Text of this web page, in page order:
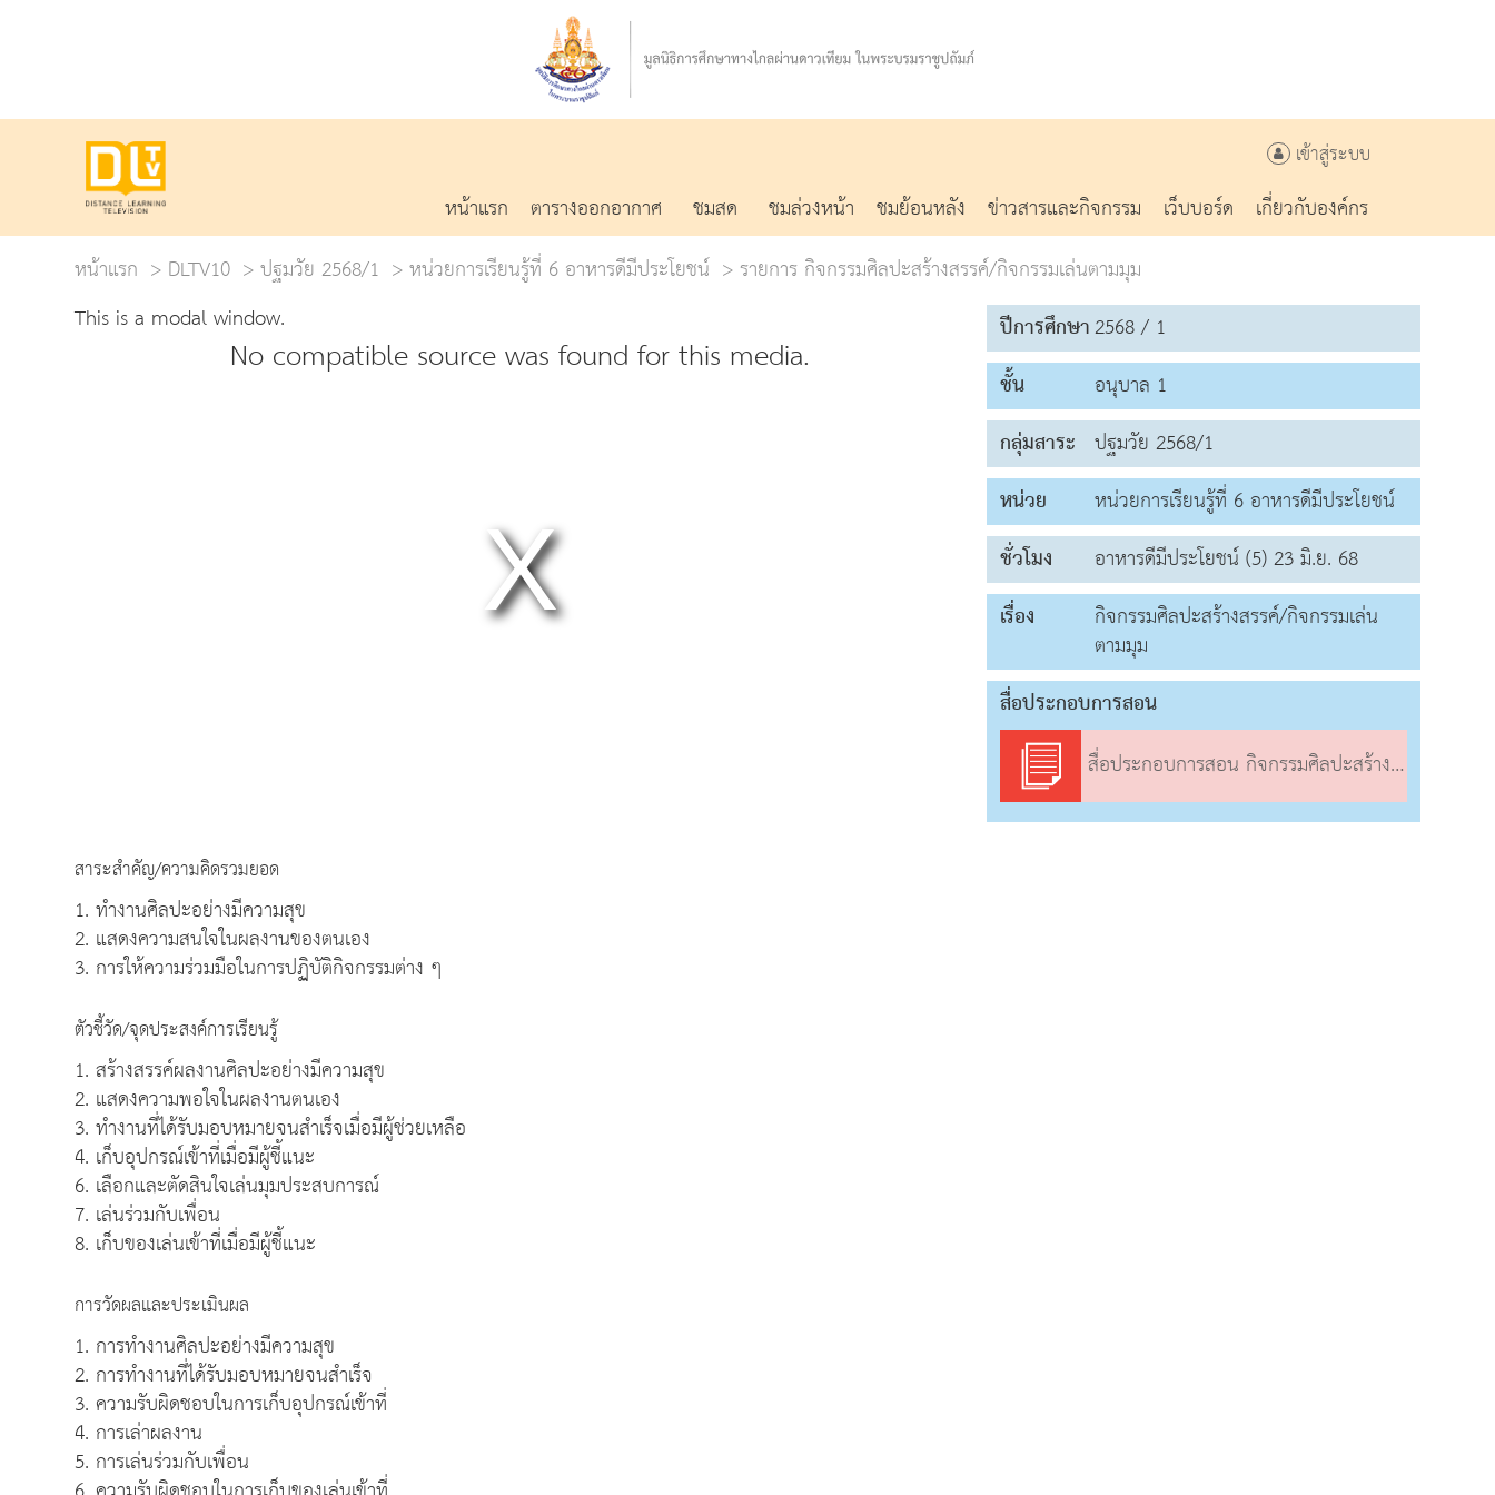
เข้าสู่ระบบ
หน้าแรก ตารางออกอากาศ ชมสด ชมล่วงหน้า ชมย้อนหลัง ข่าวสารและกิจกรรม เว็บบอร์ด
เกี่ยวกับองค์กร
หน้าแรก
DLTV10 ปฐมวัย 2568/1 หน่วยการเรียนรู้ที่ 6 อาหารดีมีประโยชน์
รายการ กิจกรรมศิลปะสร้างสรรค์/กิจกรรมเล่นตามมุม
This is a modal window.
No compatible source was found for this media.
สาระสำคัญ/ความคิดรวมยอด
1. ทำงานศิลปะอย่างมีความสุข
2. แสดงความสนใจในผลงานของตนเอง
3. การให้ความร่วมมือในการปฏิบัติกิจกรรมต่าง ๆ
ตัวชี้วัด/จุดประสงค์การเรียนรู้
1. สร้างสรรค์ผลงานศิลปะอย่างมีความสุข
2. แสดงความพอใจในผลงานตนเอง
3. ทำงานที่ได้รับมอบหมายจนสำเร็จเมื่อมีผู้ช่วยเหลือ
4. เก็บอุปกรณ์เข้าที่เมื่อมีผู้ชี้แนะ
6. เลือกและตัดสินใจเล่นมุมประสบการณ์
7. เล่นร่วมกับเพื่อน
8. เก็บของเล่นเข้าที่เมื่อมีผู้ชี้แนะ
การวัดผลและประเมินผล
1. การทำงานศิลปะอย่างมีความสุข
2. การทำงานที่ได้รับมอบหมายจนสำเร็จ
3. ความรับผิดชอบในการเก็บอุปกรณ์เข้าที่
4. การเล่าผลงาน
5. การเล่นร่วมกับเพื่อน
ปีการศึกษา2568 / 1
ชั้น
อนุบาล 1
กลุ่มสาระ ปฐมวัย 2568/1
หน่วย
หน่วยการเรียนรู้ที่ 6 อาหารดีมีประโยชน์
ชั่วโมง
อาหารดีมีประโยชน์ (5) 23 มิ.ย. 68
เรื่อง
กิจกรรมศิลปะสร้างสรรค์/กิจกรรมเล่น
ตามมุม
สื่อประกอบการสอน
สื่อประกอบการสอน กิจกรรมศิลปะสร้างสรรค์/กิจกรรมเล่นตามมุม